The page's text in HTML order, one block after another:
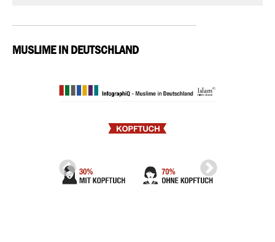
MUSLIME IN DEUTSCHLAND